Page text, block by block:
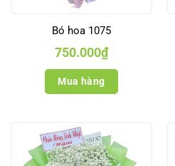
Bó hoa 1075
750.000₫
Mua hàng